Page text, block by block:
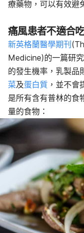
療藥物，可以有效避
痛風患者不適合
新英格蘭醫學期刊
Medicine)的一篇研
的發生機率，乳製品
菜及蛋白質 ，並不會
是所有含有普林的食
量的食物：